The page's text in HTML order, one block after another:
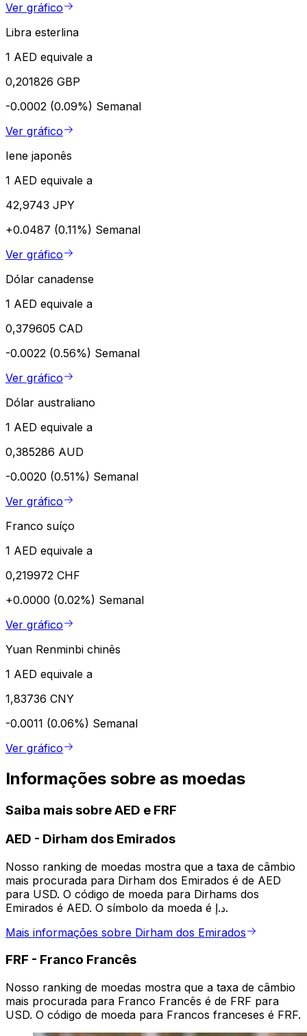
Ver gráfico
Libra esterlina
1 AED equivale a
0,201826 GBP
-0.0002 (0.09%) Semanal
Ver gráfico
Iene japonês
1 AED equivale a
42,9743 JPY
+0.0487 (0.11%) Semanal
Ver gráfico
Dólar canadense
1 AED equivale a
0,379605 CAD
-0.0022 (0.56%) Semanal
Ver gráfico
Dólar australiano
1 AED equivale a
0,385286 AUD
-0.0020 (0.51%) Semanal
Ver gráfico
Franco suíço
1 AED equivale a
0,219972 CHF
+0.0000 (0.02%) Semanal
Ver gráfico
Yuan Renminbi chinês
1 AED equivale a
1,83736 CNY
-0.0011 (0.06%) Semanal
Ver gráfico
Informações sobre as moedas
Saiba mais sobre AED e FRF
AED - Dirham dos Emirados
Nosso ranking de moedas mostra que a taxa de câmbio
mais procurada para Dirham dos Emirados é de AED
para USD. O código de moeda para Dirhams dos
Emirados é AED. O símbolo da moeda é د.إ.
Mais informações sobre Dirham dos Emirados
FRF - Franco Francês
Nosso ranking de moedas mostra que a taxa de câmbio
mais procurada para Franco Francês é de FRF para
USD. O código de moeda para Francos franceses é FRF.